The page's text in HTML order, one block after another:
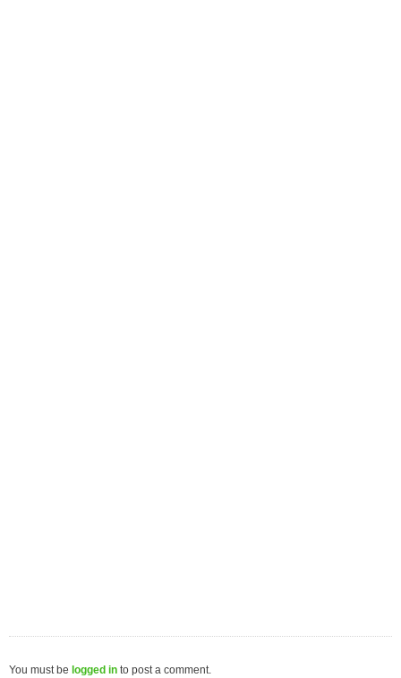
You must be logged in to post a comment.